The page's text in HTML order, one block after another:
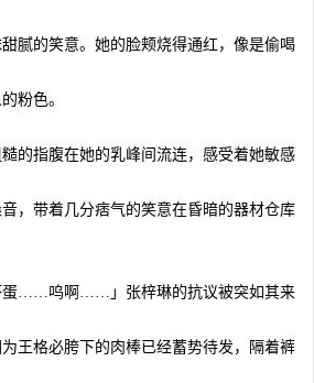
腻的笑意。她的脸颊烧得通红，像是偷喝
粉色。
指腹在她的乳峰间流连，感受着她敏感
音，带着几分痞气的笑意在昏暗的器材仓库
呜啊……」张梓琳的抗议被突如其来
王格必胯下的肉棒已经蓄势待发，隔着裤